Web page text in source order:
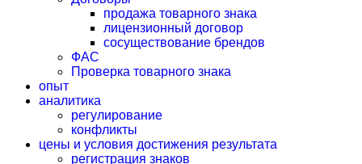
продажа товарного знака
лицензионный договор
сосуществование брендов
ФАС
Проверка товарного знака
опыт
аналитика
регулирование
конфликты
цены и условия достижения результата
регистрация знаков